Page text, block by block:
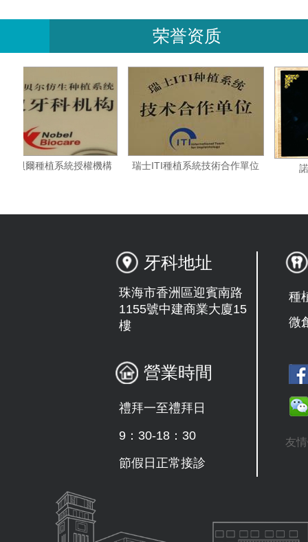
荣誉资质
瑞典諾貝爾種植系統授權機構 瑞士ITI種植系統技術合作單位
牙科地址
珠海市香洲區迎賓南路
1155號中建商業大廈15
樓
營業時間
禮拜一至禮拜日
9：30-18：30
節假日正常接診
種
微
友